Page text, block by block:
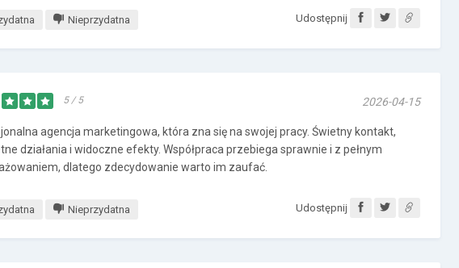
Nieprzydatna Udostępnij
5 / 5 2026-04-15
agencja marketingowa, która zna się na swojej pracy. Świetny kontakt,
działania i widoczne efekty. Współpraca przebiega sprawnie i z pełnym
dlatego zdecydowanie warto im zaufać.
Nieprzydatna Udostępnij